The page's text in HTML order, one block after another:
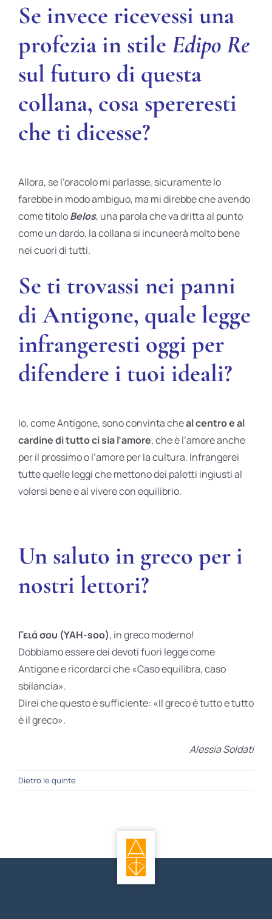
Se invece ricevessi una
profezia in stile Edipo Re
sul futuro di questa
collana, cosa spereresti
che ti dicesse?
Allora, se l’oracolo mi parlasse, sicuramente lo
farebbe in modo ambiguo, ma mi direbbe che avendo
come titoloBelos, una parola che va dritta al punto
come un dardo, la collana si incuneerà molto bene
nei cuori di tutti.
Se ti trovassi nei panni
di Antigone, quale legge
infrangeresti oggi per
difendere i tuoi ideali?
Io, come Antigone, sono convinta cheal centro e al
cardine di tutto ci sia l’amore, che è l’amore anche
per il prossimo o l’amore per la cultura. Infrangerei
tutte quelle leggi che mettono dei paletti ingiusti al
volersi bene e al vivere con equilibrio.
Un saluto in greco per i
nostri lettori?
Γειά σου (YAH-soo), in greco moderno!
Dobbiamo essere dei devoti fuori legge come
Antigone e ricordarci che «Caso equilibra, caso
sbilancia».
Direi che questo è sufficiente: «Il greco è tutto e tutto
è il greco».
Alessia Soldati
Dietro le quinte